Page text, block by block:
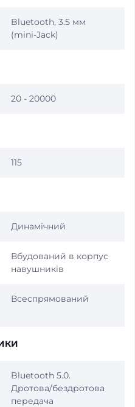
Bluetooth, 3.5 мм
(mini-Jack)
20 - 20000
115
Динамічний
Вбудований в корпус
навушників
Всеспрямований
Bluetooth 5.0.
Дротова/бездротова
передача